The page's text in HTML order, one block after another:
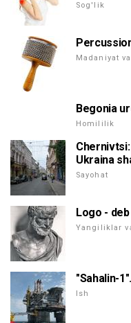
Sog'lik
Madaniyat
Begonia
Homililik
Ukraina
Sayohat
Logo -
Yangiliklar
"Sahalin-
Ish